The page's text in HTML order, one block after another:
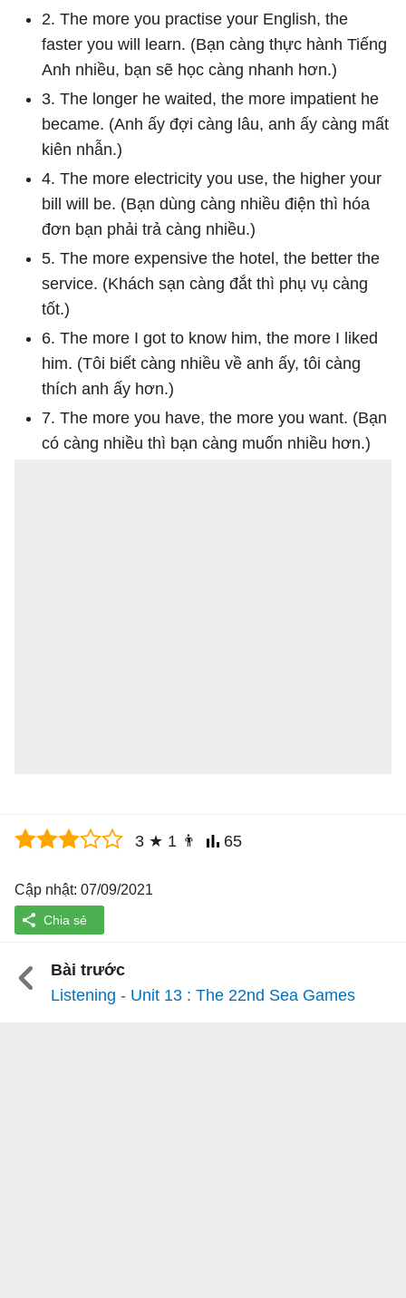
2. The more you practise your English, the
faster you will learn. (Bạn càng thực hành Tiếng
Anh nhiều, bạn sẽ học càng nhanh hơn.)
3. The longer he waited, the more impatient he
became. (Anh ấy đợi càng lâu, anh ấy càng mất
kiên nhẫn.)
4. The more electricity you use, the higher your
bill will be. (Bạn dùng càng nhiều điện thì hóa
đơn bạn phải trả càng nhiều.)
5. The more expensive the hotel, the better the
service. (Khách sạn càng đắt thì phụ vụ càng
tốt.)
6. The more I got to know him, the more I liked
him. (Tôi biết càng nhiều về anh ấy, tôi càng
thích anh ấy hơn.)
7. The more you have, the more you want. (Bạn
có càng nhiều thì bạn càng muốn nhiều hơn.)
3 ★ 1 👨 65
Cập nhật: 07/09/2021
Bài trước
Listening - Unit 13 : The 22nd Sea Games